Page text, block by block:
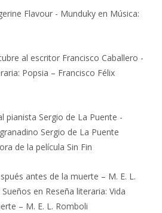
Flavour - Munduky en Música:
al escritor Francisco Caballero -
Popsia – Francisco Félix
pianista Sergio de La Puente -
Sergio de La Puente
de la película Sin Fin
antes de la muerte – M. E. L.
en Reseña literaria: Vida
– M. E. L. Romboli